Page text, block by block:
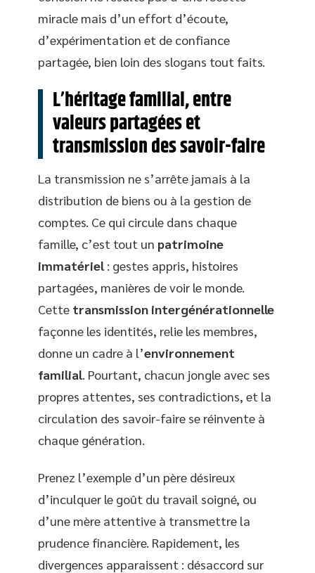
miracle mais d’un effort d’écoute,
d’expérimentation et de confiance
partagée, bien loin des slogans tout faits.
L’héritage familial, entre
valeurs partagées et
transmission des savoir-faire
La transmission ne s’arrête jamais à la
distribution de biens ou à la gestion de
comptes. Ce qui circule dans chaque
famille, c’est tout un patrimoine
immatériel : gestes appris, histoires
partagées, manières de voir le monde.
Cette transmission intergénérationnelle
façonne les identités, relie les membres,
donne un cadre à l’environnement
familial . Pourtant, chacun jongle avec ses
propres attentes, ses contradictions, et la
circulation des savoir-faire se réinvente à
chaque génération.
Prenez l’exemple d’un père désireux
d’inculquer le goût du travail soigné, ou
d’une mère attentive à transmettre la
prudence financière. Rapidement, les
divergences apparaissent : désaccord sur